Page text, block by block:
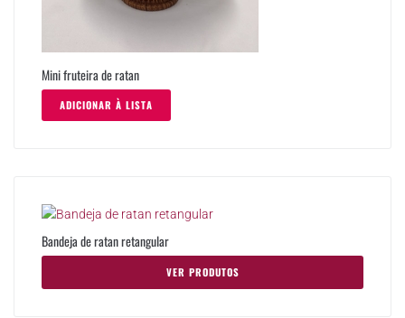
Mini fruteira de ratan
ADICIONAR À LISTA
Bandeja de ratan retangular
VER PRODUTOS